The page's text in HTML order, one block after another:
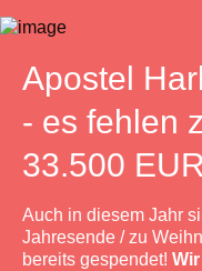
Apostel
- es fehlen
33.500 EUR
Auch in diesem Jahr
Jahresende / zu
bereits gespendet!